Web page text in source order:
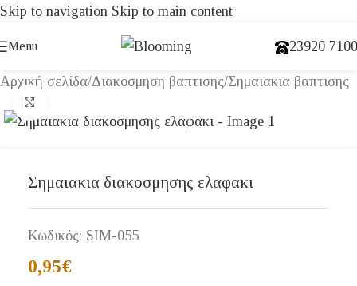
Skip to navigation Skip to main content
Menu 23920
Αρχική σελίδα/Διακοσμηση βαπτισης/Σημαιακια βαπτισης
Σημαιακια διακοσμησης ελαφακι
Κωδικός: SIM-055
0,95€